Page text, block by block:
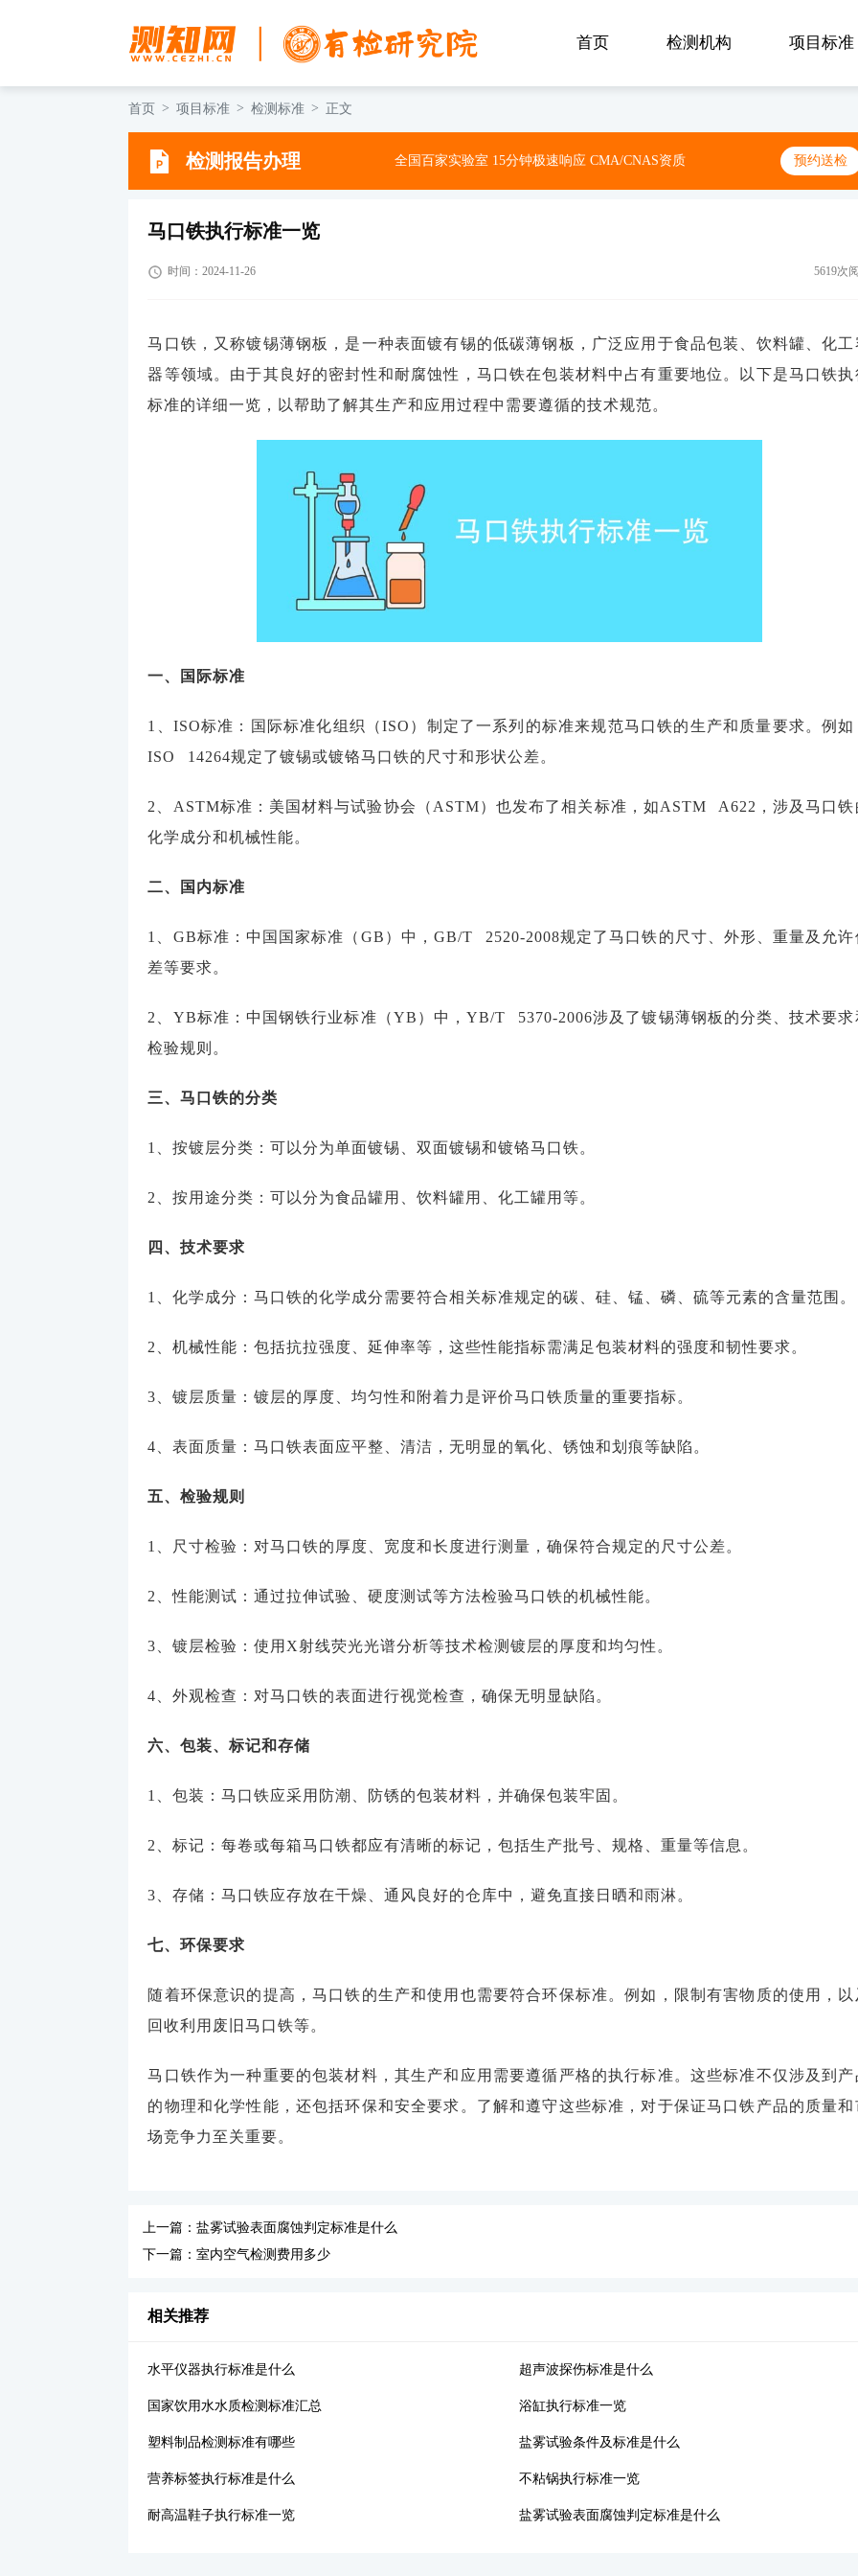
首页 检测机构 项目标准
首页 项目标准 检测标准 正文
检测报告办理 全国百家实验室 15分钟极速响应 CMA/CNAS资质 预约送检
马口铁执行标准一览
时间：2024-11-26 5619次
马口铁，又称镀锡薄钢板，是一种表面镀有锡的低碳薄钢板，广泛应用于食品包装、饮料罐、化工
器等领域。由于其良好的密封性和耐腐蚀性，马口铁在包装材料中占有重要地位。以下是马口铁执
标准的详细一览，以帮助了解其生产和应用过程中需要遵循的技术规范。
一、国际标准
1、ISO标准：国际标准化组织（ISO）制定了一系列的标准来规范马口铁的生产和质量要求。例如
ISO 14264规定了镀锡或镀铬马口铁的尺寸和形状公差。
2、ASTM标准：美国材料与试验协会（ASTM）也发布了相关标准，如ASTM A622，涉及马口铁
化学成分和机械性能。
二、国内标准
1、GB标准：中国国家标准（GB）中，GB/T 2520-2008规定了马口铁的尺寸、外形、重量及允许
差等要求。
2、YB标准：中国钢铁行业标准（YB）中，YB/T 5370-2006涉及了镀锡薄钢板的分类、技术要求
检验规则。
三、马口铁的分类
1、按镀层分类：可以分为单面镀锡、双面镀锡和镀铬马口铁。
2、按用途分类：可以分为食品罐用、饮料罐用、化工罐用等。
四、技术要求
1、化学成分：马口铁的化学成分需要符合相关标准规定的碳、硅、锰、磷、硫等元素的含量范围。
2、机械性能：包括抗拉强度、延伸率等，这些性能指标需满足包装材料的强度和韧性要求。
3、镀层质量：镀层的厚度、均匀性和附着力是评价马口铁质量的重要指标。
4、表面质量：马口铁表面应平整、清洁，无明显的氧化、锈蚀和划痕等缺陷。
五、检验规则
1、尺寸检验：对马口铁的厚度、宽度和长度进行测量，确保符合规定的尺寸公差。
2、性能测试：通过拉伸试验、硬度测试等方法检验马口铁的机械性能。
3、镀层检验：使用X射线荧光光谱分析等技术检测镀层的厚度和均匀性。
4、外观检查：对马口铁的表面进行视觉检查，确保无明显缺陷。
六、包装、标记和存储
1、包装：马口铁应采用防潮、防锈的包装材料，并确保包装牢固。
2、标记：每卷或每箱马口铁都应有清晰的标记，包括生产批号、规格、重量等信息。
3、存储：马口铁应存放在干燥、通风良好的仓库中，避免直接日晒和雨淋。
七、环保要求
随着环保意识的提高，马口铁的生产和使用也需要符合环保标准。例如，限制有害物质的使用，以
回收利用废旧马口铁等。
马口铁作为一种重要的包装材料，其生产和应用需要遵循严格的执行标准。这些标准不仅涉及到产
的物理和化学性能，还包括环保和安全要求。了解和遵守这些标准，对于保证马口铁产品的质量和
场竞争力至关重要。
上一篇：盐雾试验表面腐蚀判定标准是什么
下一篇：室内空气检测费用多少
相关推荐
水平仪器执行标准是什么 超声波探伤标准是什么
国家饮用水水质检测标准汇总 浴缸执行标准一览
塑料制品检测标准有哪些 盐雾试验条件及标准是什么
营养标签执行标准是什么 不粘锅执行标准一览
耐高温鞋子执行标准一览 盐雾试验表面腐蚀判定标准是什么